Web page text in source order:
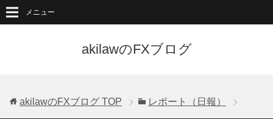
akilawのFXブログ
メニュー
akilawのFXブログ TOP レポート（日報）